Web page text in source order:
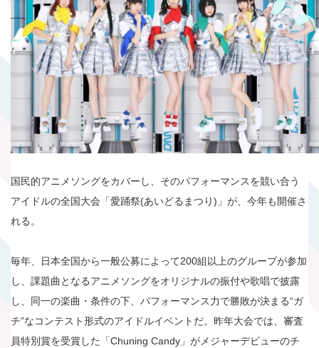
国民的アニメソングをカバーし、そのパフォーマンスを競い合う
アイドルの全国大会「愛踊祭(あいどるまつり)」が、今年も開催さ
れる。
毎年、日本全国から一般公募によって200組以上のグループが参加
し、課題曲となるアニメソングをオリジナルの振付や歌唱で披露
し、同一の楽曲・条件の下、パフォーマンス力で勝敗が決まる“ガ
チ”なコンテスト形式のアイドルイベントだ。昨年大会では、審査
員特別賞を受賞した「Chuning Candy」がメジャーデビューのチ